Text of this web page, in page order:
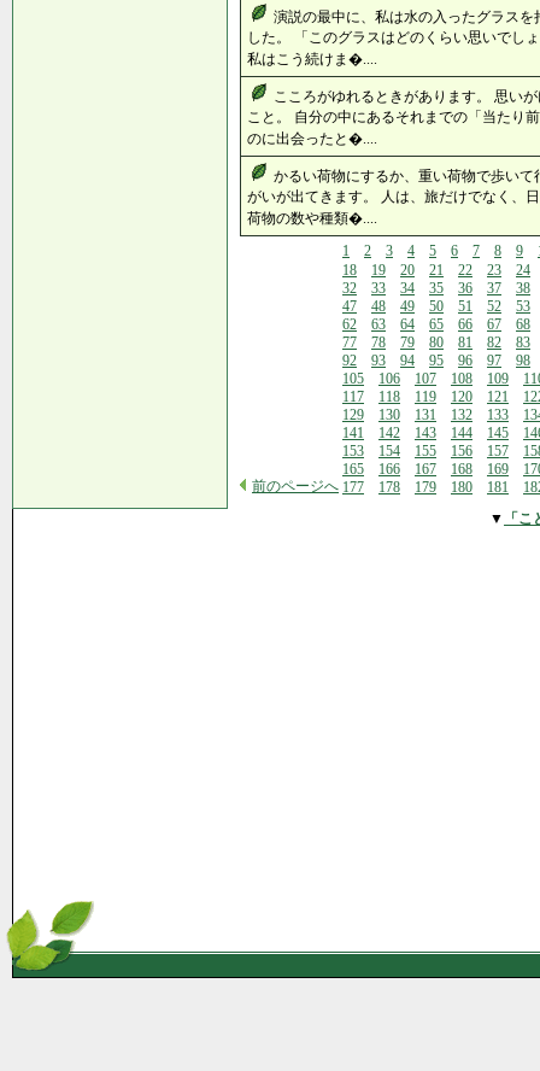
演説の最中に、私は水の入ったグラス
した。 「このグラスはどのくらい思いでし
私はこう続けま�....
こころがゆれるときがあります。 思い
こと。 自分の中にあるそれまでの「当たり
のに出会ったと�....
かるい荷物にするか、重い荷物で歩い
がいが出てきます。 人は、旅だけでなく、
荷物の数や種類�....
前のページへ
1 2 3 4 5 6 7 8 9
18
19 20 21 22 23
24
32
33 34 35 36 37
38
47
48 49 50 51 52
53
62
63 64 65 66 67
68
77
78 79 80 81 82
83
92
93 94 95 96 97
98
105
106 107 108 109
117
118 119 120 121
129
130 131 132 133
141
142 143 144 145
153
154 155 156 157
165
166 167 168 169
177
178 179 180 181
▼
「